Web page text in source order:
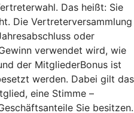
Das heißt: Sie
Die Vertreterversammlung
oder
verwendet wird, wie
der MitgliederBonus ist
werden. Dabei gilt das
eine Stimme –
Sie besitzen.